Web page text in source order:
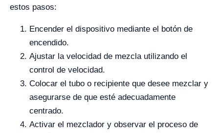
estos pasos:
Encender el dispositivo mediante el botón de
encendido.
Ajustar la velocidad de mezcla utilizando el
control de velocidad.
Colocar el tubo o recipiente que desee mezclar y
asegurarse de que esté adecuadamente
centrado.
Activar el mezclador y observar el proceso de